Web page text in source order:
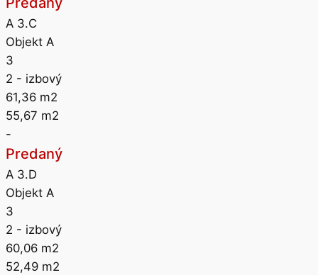
A 3.C
Objekt A
3
2 - izbový
61,36 m2
55,67 m2
-
Predaný
A 3.D
Objekt A
3
2 - izbový
60,06 m2
52,49 m2